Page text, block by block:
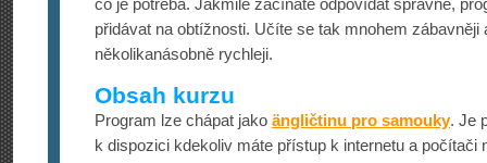
co je potřeba. Jakmile začínáte odpovídat správně,
přidávat na obtížnosti. Učíte se tak mnohem zábavněji
několikanásobně rychleji.
Obsah kurzu
Program lze chápat jako ängličtinu pro samouky. Je
k dispozici kdekoliv máte přístup k internetu a počítači